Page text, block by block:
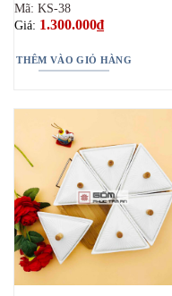
Mã: KS-38
Giá: 1.300.000₫
THÊM VÀO GIỎ HÀNG